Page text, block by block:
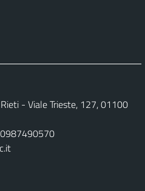
- Viale Trieste, 127, 01100